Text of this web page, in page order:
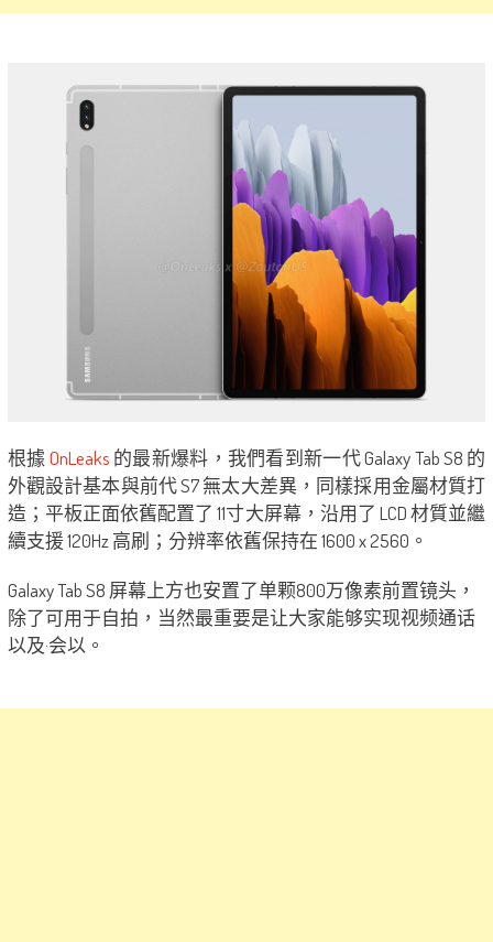
根據 OnLeaks 的最新爆料，我們看到新一代 Galaxy Tab S8 的
外觀設計基本與前代 S7 無太大差異，同樣採用金屬材質打
造；平板正面依舊配置了 11寸大屏幕，沿用了 LCD 材質並繼
續支援 120Hz 高刷；分辨率依舊保持在 1600 x 2560。
Galaxy Tab S8 屏幕上方也安置了单颗800万像素前置镜头，
除了可用于自拍，当然最重要是让大家能够实现视频通话
以及·会以。